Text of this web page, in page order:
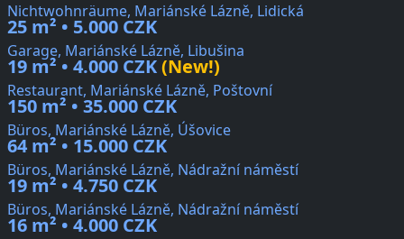
Nichtwohnräume, Mariánské Lázně, Lidická
25 m² • 5.000 CZK
Garage, Mariánské Lázně, Libušina
19 m² • 4.000 CZK(New!)
Restaurant, Mariánské Lázně, Poštovní
150 m² • 35.000 CZK
Büros, Mariánské Lázně, Úšovice
64 m² • 15.000 CZK
Büros, Mariánské Lázně, Nádražní náměstí
19 m² • 4.750 CZK
Büros, Mariánské Lázně, Nádražní náměstí
16 m² • 4.000 CZK